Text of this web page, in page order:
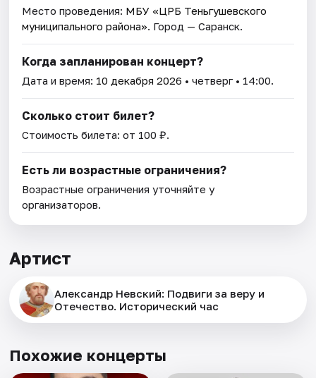
Место проведения: МБУ «ЦРБ Теньгушевского
муниципального района». Город — Саранск.
Когда запланирован концерт?
Дата и время: 10 декабря 2026 • четверг • 14:00.
Сколько стоит билет?
Стоимость билета: от 100 ₽.
Есть ли возрастные ограничения?
Возрастные ограничения уточняйте у
организаторов.
Артист
Александр Невский: Подвиги за веру и
Отечество. Исторический час
Похожие концерты